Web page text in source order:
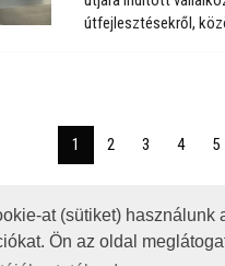
at (sütiket)
Ön az oldal
útfejlesztésekről,
1 2 3 4 5
2017.03.31-I ÁLLAPOTA